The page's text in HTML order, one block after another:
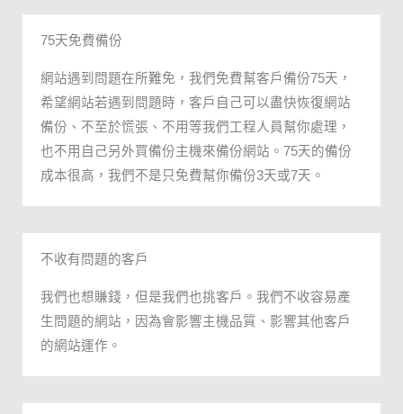
75天免費備份
網站遇到問題在所難免，我們免費幫客戶備份75天，
希望網站若遇到問題時，客戶自己可以盡快恢復網站
備份、不至於慌張、不用等我們工程人員幫你處理，
也不用自己另外買備份主機來備份網站。75天的備份
成本很高，我們不是只免費幫你備份3天或7天。
不收有問題的客戶
我們也想賺錢，但是我們也挑客戶。我們不收容易產
生問題的網站，因為會影響主機品質、影響其他客戶
的網站運作。​